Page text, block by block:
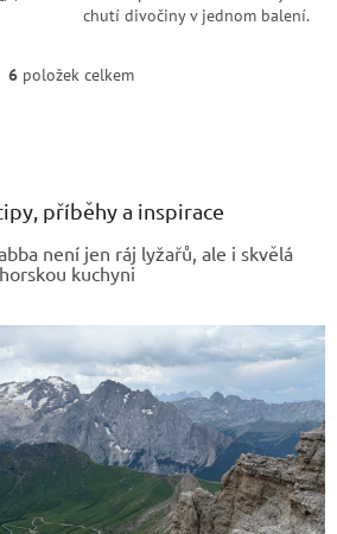
chutí divočiny v jednom balení.
O
a
c
p
r
k
y
v
ý
p
i
6 položek celkem
příběhy a inspirace
není jen ráj lyžařů, ale i skvělá
kuchyni